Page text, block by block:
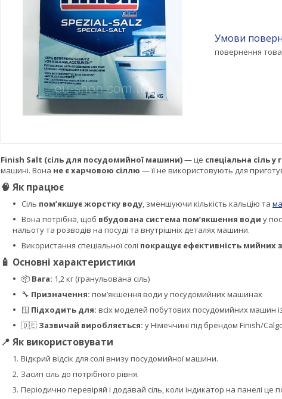
повернення
Finish Salt (сіль для посудомийної машини)— це спеціальна сіль у
машині. Вона не є харчовою сіллю — її не використовують для
🧠 Як працює
Сіль пом’якшує жорстку воду, зменшуючи кількість кальцію та
Вона потрібна, щоб вбудована система пом’якшення води у
нальоту та розводів на посуді та внутрішніх деталях машини.
Використання спеціальної солі покращує ефективність мийних
🧴 Основні характеристики
📦 Вага: 1,2 кг (гранульована сіль)
🔧 Призначення: пом’якшення води у посудомийних машинах
🪟 Підходить для: всіх моделей побутових посудомийних машин
🇩🇪 Зазвичай виробляється: у Німеччині під брендом Finish/
📍 Як використовувати
Відкрий відсік для солі внизу посудомийної машини.
Засип сіль до потрібного рівня.
Періодично перевіряй і додавай сіль, коли індикатор на панелі це